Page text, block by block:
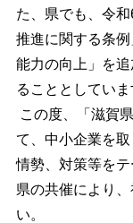
た、県でも、令
推進に関する条
能力の向上」を
ることとしていま
この度、「滋賀
て、中小企業を
情勢、対策等を
県の共催により
い。